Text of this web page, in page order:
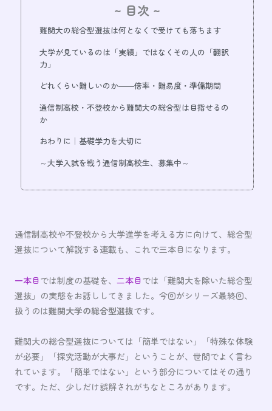
~ 目次 ~
難関大の総合型選抜は何となくで受けても落ちます
大学が見ているのは「実績」ではなくその人の「翻訳
力」
どれくらい難しいのか――倍率・難易度・準備期間
通信制高校・不登校から難関大の総合型は目指せるの
か
おわりに｜基礎学力を大切に
～大学入試を戦う通信制高校生、募集中～
通信制高校や不登校から大学進学を考える方に向けて、総合型
選抜について解説する連載も、これで三本目になります。
一本目では制度の基礎を、二本目では「難関大を除いた総合型
選抜」の実態をお話ししてきました。今回がシリーズ最終回、
扱うのは難関大学の総合型選抜です。
難関大の総合型選抜については「簡単ではない」「特殊な体験
が必要」「探究活動が大事だ」ということが、世間でよく言わ
れています。「簡単ではない」という部分についてはその通り
です。ただ、少しだけ誤解されがちなところがあります。